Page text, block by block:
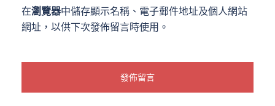
在瀏覽器中儲存顯示名稱、電子郵件地址及個人網站
網址，以供下次發佈留言時使用。